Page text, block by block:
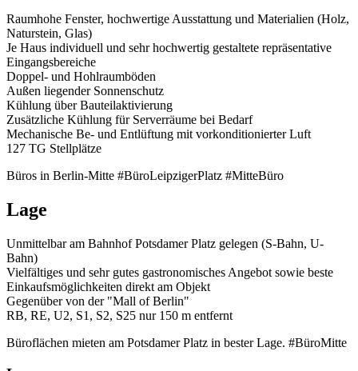
Raumhohe Fenster, ­hochwertige Ausstattung und ­Materialien (Holz,
Naturstein, Glas)
Je Haus individuell und sehr hochwertig gestaltete repräsentative
Eingangsbereiche
Doppel- und Hohlraumböden
Außen liegender Sonnenschutz
Kühlung über Bauteilaktivierung
Zusätzliche Kühlung für Server­räume bei Bedarf
Mechanische Be- und ­Entlüftung mit vorkonditionierter Luft
127 TG Stellplätze
Büros in Berlin-Mitte #BüroLeipzigerPlatz #MitteBüro
Lage
Unmittelbar am Bahnhof ­Potsdamer Platz gelegen (S-Bahn, U-
Bahn)
Vielfältiges und sehr gutes gastronomisches Angebot sowie beste
Einkaufsmöglichkeiten direkt am Objekt
Gegenüber von der "Mall of Berlin"
RB, RE, U2, S1, S2, S25 nur 150 m entfernt
Büroflächen mieten am Potsdamer Platz in bester Lage. #BüroMitte